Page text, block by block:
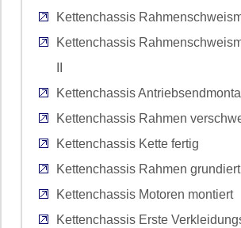
Kettenchassis
Kettenchassis
Kettenchassis
Kettenchassis Rahmen
Kettenchassis Kette fertig
Kettenchassis Rahmen grundiert
Kettenchassis Motoren montiert
Kettenchassis Erste